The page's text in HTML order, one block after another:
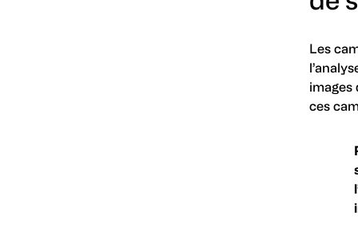
Les
images
ces